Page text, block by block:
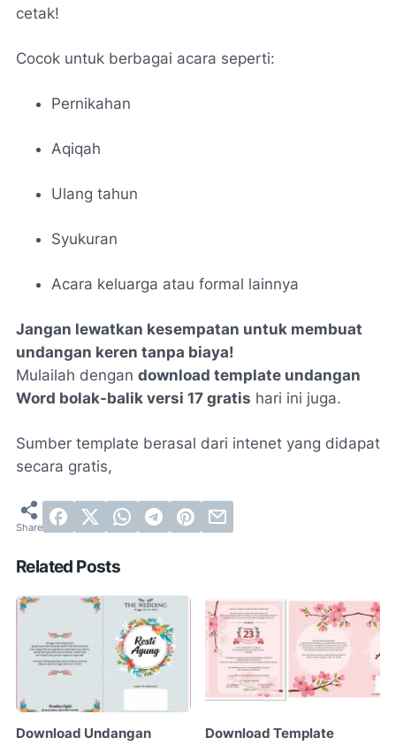
cetak!
Cocok untuk berbagai acara seperti:
Pernikahan
Aqiqah
Ulang tahun
Syukuran
Acara keluarga atau formal lainnya
Jangan lewatkan kesempatan untuk membuat
undangan keren tanpa biaya!
Mulailah dengan download template undangan
Word bolak-balik versi 17 gratis hari ini juga.
Sumber template berasal dari intenet yang didapat
secara gratis,
Related Posts
Download Undangan
Download Template